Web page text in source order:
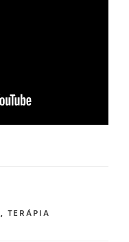
, TERÁPIA